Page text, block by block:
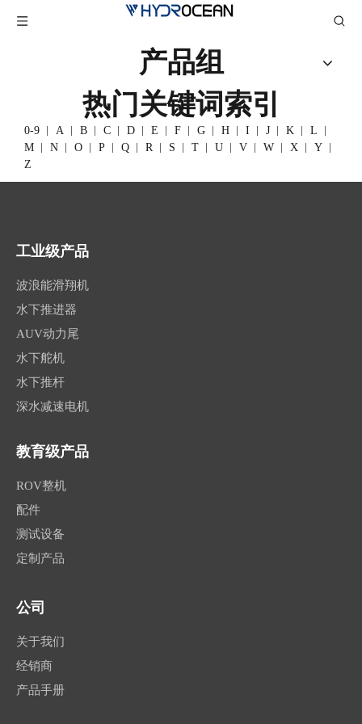
产品组
热门关键词索引
0-9 A B C D E F G H I J K
L
M
N O P Q R S T U V W X
Y
Z
工业级产品
波浪能滑翔机
水下推进器
AUV动力尾
水下舵机
水下推杆
深水减速电机
教育级产品
ROV整机
配件
测试设备
定制产品
公司
关于我们
经销商
产品手册